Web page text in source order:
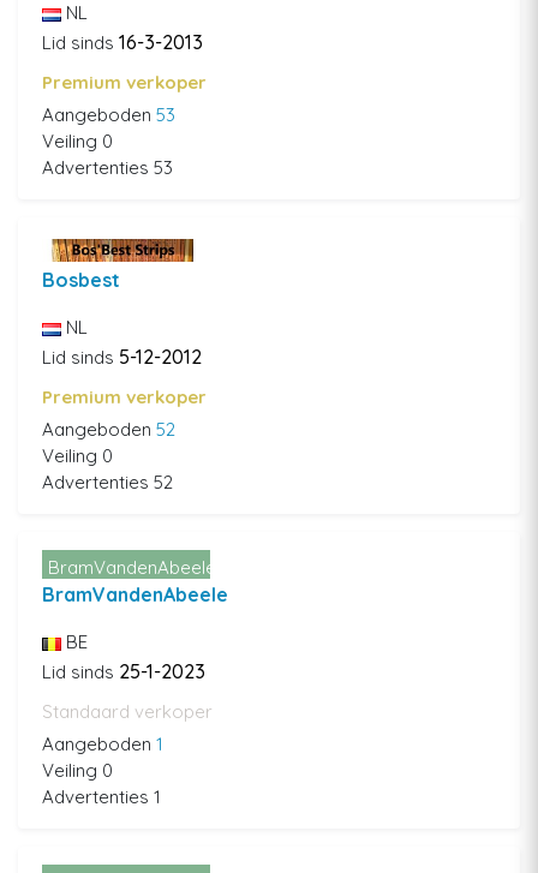
NL
Lid sinds 16-3-2013
Premium verkoper
Aangeboden 53
Veiling 0
Advertenties 53
Bosbest
NL
Lid sinds 5-12-2012
Premium verkoper
Aangeboden 52
Veiling 0
Advertenties 52
BramVandenAbeele
BramVandenAbeele
BE
Lid sinds 25-1-2023
Standaard verkoper
Aangeboden 1
Veiling 0
Advertenties 1